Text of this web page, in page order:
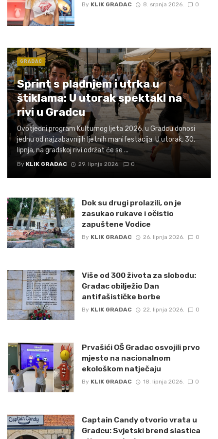
By KLIK GRADAC 8. srpnja 2026. 0
Sprint s pladnjem i utrka u
štiklama: U utorak spektakl na
rivi u Gradcu
Ovotjedni program Kulturnog ljeta 2026. u Gradcu donosi
jednu od najzabavnijih ljetnih manifestacija. U utorak, 30.
lipnja, na gradskoj rivi održat će se ...
By KLIK GRADAC 29. lipnja 2026. 0
GRADAC
Dok su drugi prolazili, on je
zasukao rukave i očistio
zapuštene Vodice
By KLIK GRADAC 26. lipnja 2026. 0
Više od 300 života za slobodu:
Gradac obilježio Dan
antifašističke borbe
By KLIK GRADAC 22. lipnja 2026. 0
Prvašići OŠ Gradac osvojili prvo
mjesto na nacionalnom
ekološkom natječaju
By KLIK GRADAC 18. lipnja 2026. 0
Captain Candy otvorio vrata u
Gradcu: Svjetski brend slastica